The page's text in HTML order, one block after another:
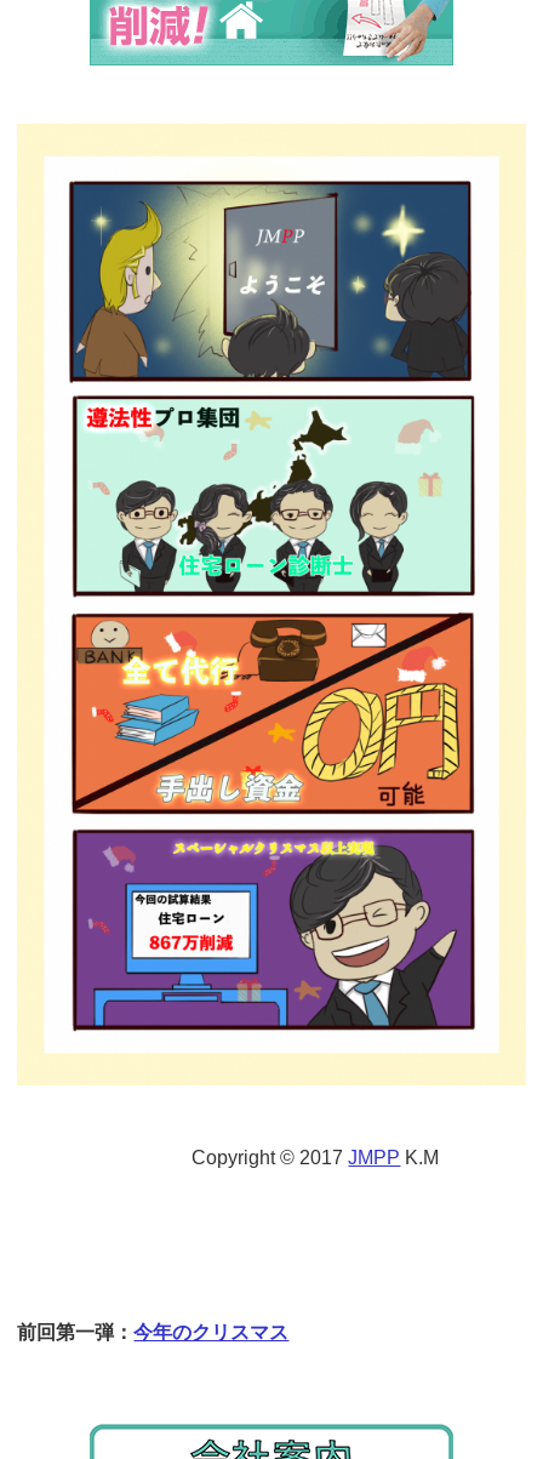
Copyright © 2017JMPP K.M
前回第一弾：今年のクリスマス